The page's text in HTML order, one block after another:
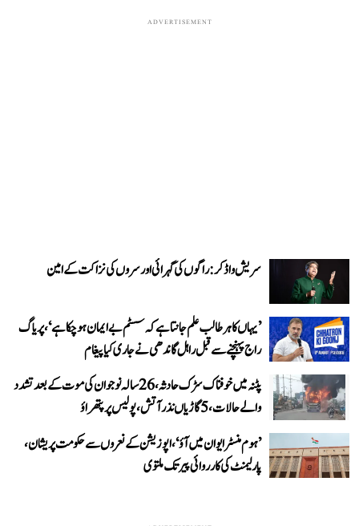
ADVERTISEMENT
سریش واڈکر: راگوں کی گہرائی اور سروں کی نزاکت کے امین
’یہاں کا ہر طالب علم جانتا ہے کہ سسٹم بے ایمان ہو چکا ہے‘، پریاگ
راج پہنچنے سے قبل راہل گاندھی نے جاری کیا پیغام
پٹنہ میں خوفناک سڑک حادثہ، 26 سالہ نوجوان کی موت کے بعد تشدد
والے حالات، 5 گاڑیاں نذر آتش، پولیس پر پتھراؤ
’ہوم منسٹر ایوان میں آؤ‘، اپوزیشن کے نعروں سے حکومت پریشان،
پارلیمنٹ کی کارروائی پیر تک ملتوی